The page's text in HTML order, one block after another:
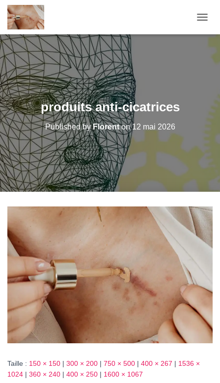
U
R
I
A
I
O
produits anti-cicatrices
Published byFlorenton12 mai 2026
Taille : 150 × 150 | 300 × 200 | 750 × 500 | 400 × 267 | 1536 ×
1024 | 360 × 240 | 400 × 250 | 1600 × 1067